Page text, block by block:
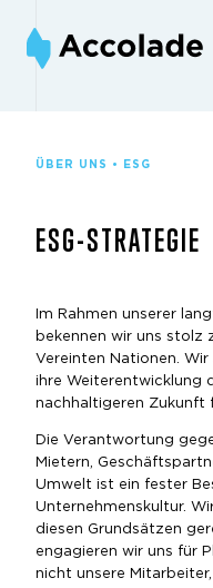
ÜBER UNS • ESG
ESG-STRATEGIE
Im Rahmen unserer
bekennen wir uns stolz
Vereinten Nationen.
ihre Weiterentwicklung
nachhaltigeren Zukunft
Die Verantwortung
Mietern,
Umwelt ist ein fester
Unternehmenskultur.
diesen Grundsätzen
engagieren wir uns für
nicht unsere